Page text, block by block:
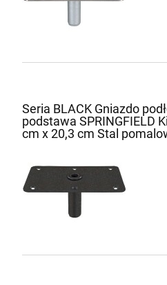
Seria BLACK Gniazdo
podstawa SPRINGFIELD
cm x 20,3 cm Stal